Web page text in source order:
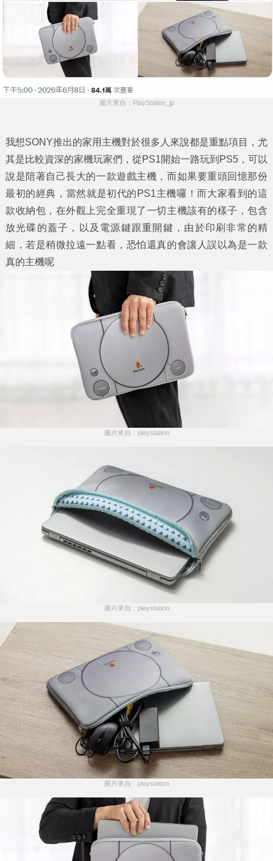
圖片來自：PlayStation_jp
我想SONY推出的家用主機對於很多人來說都是重點項目，尤
其是比較資深的家機玩家們，從PS1開始一路玩到PS5，可以
說是陪著自己長大的一款遊戲主機，而如果要重頭回憶那份
最初的經典，當然就是初代的PS1主機囉！而大家看到的這
款收納包，在外觀上完全重現了一切主機該有的樣子，包含
放光碟的蓋子，以及電源鍵跟重開鍵，由於印刷非常的精
細，若是稍微拉遠一點看，恐怕還真的會讓人誤以為是一款
真的主機呢
圖片來自：playstation
圖片來自：playstation
圖片來自：playstation